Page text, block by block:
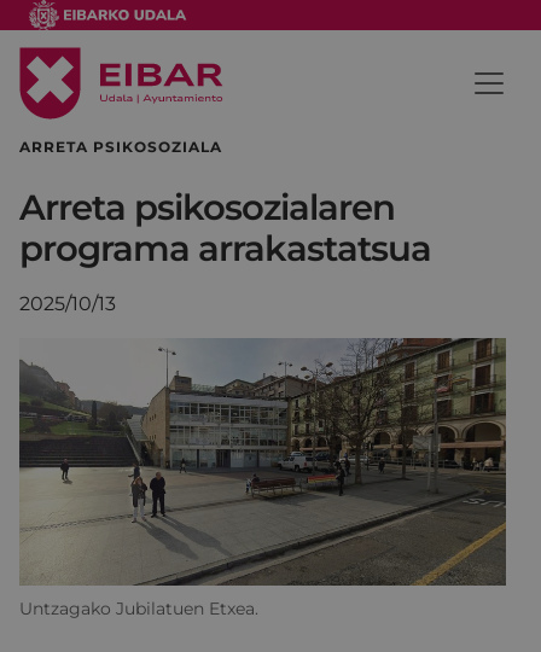
ARRETA PSIKOSOZIALA
Arreta psikosozialaren
programa arrakastatsua
2025/10/13
Untzagako Jubilatuen Etxea.